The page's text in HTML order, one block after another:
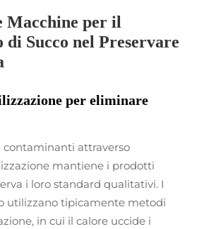
Macchine per il
di Succo nel Preservare
per eliminare
contaminanti attraverso
mantiene i prodotti
i loro standard qualitativi. I
utilizzano tipicamente metodi
in cui il calore uccide i